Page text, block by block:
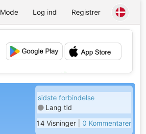
Mode Log ind Registrer
💕
sidste forbindelse
Lang tid
14 Visninger | 0 Kommentarer